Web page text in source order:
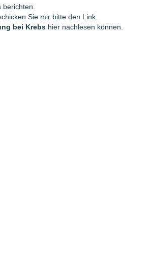
Sie mir bitte den Link.
bei Krebs hier nachlesen können.